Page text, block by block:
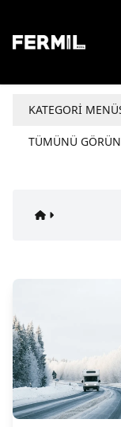
KATEGORI
TÜMÜNÜ
KARAVAN
TAVAN
KARAVAN SU